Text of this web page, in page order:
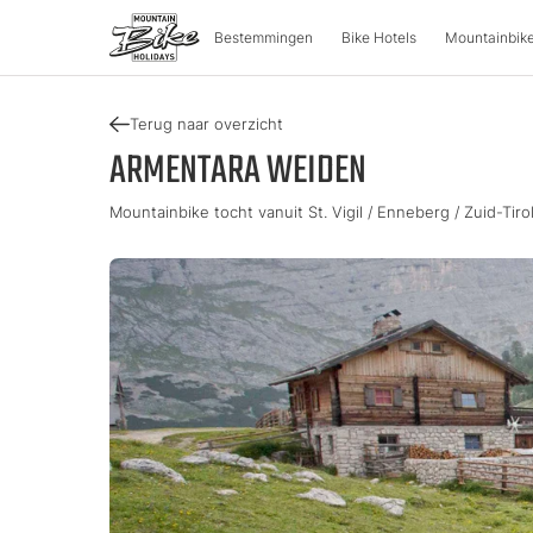
Bestemmingen
BESTEMMINGEN
Oostenrijk
Karinthië
Opper-Oostenrijk
Salzburger Land
Stiermarken
Tirol
Vorarlberg
Italië
Zuid-Tirol
Trentino
Slovenië
Approved Bike Area
Bike Hotels
Tour &
Enduro &
e-
Zoek
Terug naar overzicht
ARMENTARA WEIDEN
Mountainbike tocht vanuit St. Vigil / Enneberg / Zuid-